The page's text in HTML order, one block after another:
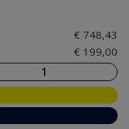
€ 748,43
€ 199,00